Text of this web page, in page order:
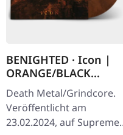
BENIGHTED · Icon |
ORANGE/BLACK
MARBLED LP
Death Metal/Grindcore.
Veröffentlicht am
23.02.2024, auf Supreme